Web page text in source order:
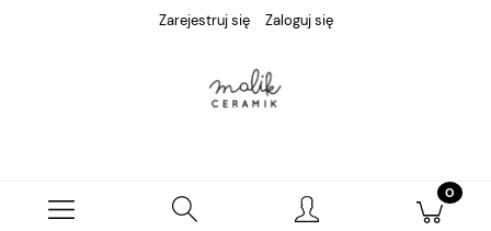
Zarejestruj się Zaloguj się